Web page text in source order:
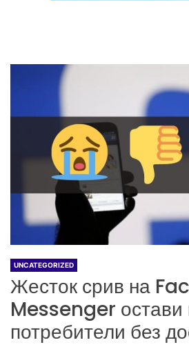
UNCATEGORIZED
Жесток срив на
Messenger остави
потребители без